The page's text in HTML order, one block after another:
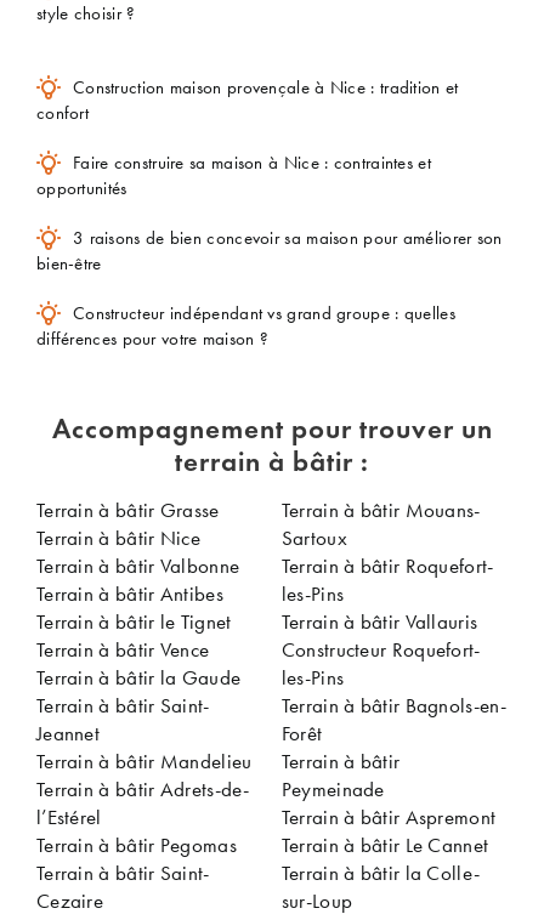
Accompagnement pour trouver un
terrain à bâtir :
Terrain à bâtir Grasse
Terrain à bâtir Nice
Terrain à bâtir Valbonne
Terrain à bâtir Antibes
Terrain à bâtir le Tignet
Terrain à bâtir Vence
Terrain à bâtir la Gaude
Terrain à bâtir Saint-
Jeannet
Terrain à bâtir Mandelieu
Terrain à bâtir Adrets-de-
l’Estérel
Terrain à bâtir Pegomas
Terrain à bâtir Saint-
Cezaire
Terrain à bâtir Mouans-
Sartoux
Terrain à bâtir Roquefort-
les-Pins
Terrain à bâtir Vallauris
Constructeur Roquefort-
les-Pins
Terrain à bâtir Bagnols-en-
Forêt
Terrain à bâtir
Peymeinade
Terrain à bâtir Aspremont
Terrain à bâtir Le Cannet
Terrain à bâtir la Colle-
sur-Loup
style choisir ?
Construction maison provençale à Nice : tradition et
confort
Faire construire sa maison à Nice : contraintes et
opportunités
3 raisons de bien concevoir sa maison pour améliorer son
bien-être
Constructeur indépendant vs grand groupe : quelles
différences pour votre maison ?